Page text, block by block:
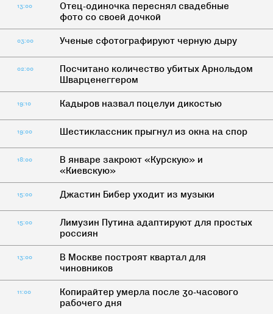
13:00
Отец-одиночка переснял свадебные
фото со своей дочкой
03:00 Ученые сфотографируют черную дыру
02:00
Посчитано количество убитых Арнольдом
Шварценеггером
19:10 Кадыров назвал поцелуи дикостью
19:00 Шестиклассник прыгнул из окна на спор
18:00
В январе закроют «Курскую» и
«Киевскую»
15:00 Джастин Бибер уходит из музыки
15:00
Лимузин Путина адаптируют для простых
россиян
13:00
В Москве построят квартал для
чиновников
11:00
Копирайтер умерла после 30-часового
рабочего дня